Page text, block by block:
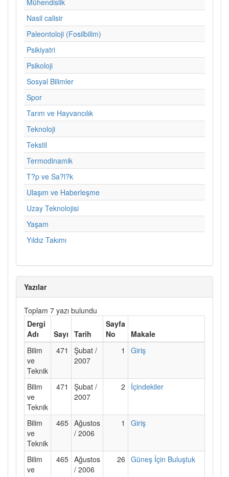
Nasil calisir
Paleontoloji (Fosilbilim)
Psikiyatri
Psikoloji
Sosyal Bilimler
Spor
Tarım ve Hayvancılık
Teknoloji
Tekstil
Termodinamik
T?p ve Sa?l?k
Ulaşım ve Haberleşme
Uzay Teknolojisi
Yaşam
Yıldız Takımı
Yazılar
Toplam 7 yazı bulundu
Dergi
Adı
Sayı Tarih
Sayfa
No
Makale
Bilim
ve
Teknik
471
Şubat /
2007
1 Giriş
Bilim
ve
Teknik
471
Şubat /
2007
2 İçindekiler
Bilim
ve
Teknik
465 Ağustos
/ 2006
1 Giriş
Bilim
ve
465 Ağustos
/ 2006
26 Güneş İçin Buluştuk